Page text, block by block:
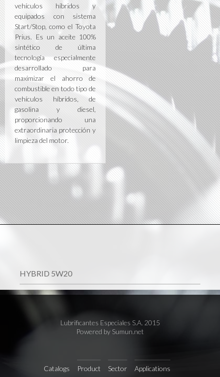
vehículos híbridos y
equipados con sistema
Start/Stop, como el Toyota
Prius. Es un aceite 100%
sintético de última
tecnología especialmente
desarrollado para
maximizar el ahorro de
combustible en todo tipo de
vehículos híbridos, de
gasolina y diesel,
proporcionando una
extraordinaria protección y
limpieza del motor.
HYBRID 5W20
Lubrificantes Especiales S.A. 2015
Powered by Sumun.net
Catalogs Product Sector Applications